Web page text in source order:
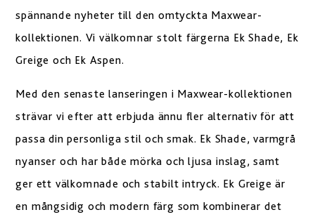
spännande nyheter till den omtyckta Maxwear-
kollektionen. Vi välkomnar stolt färgerna Ek Shade, Ek
Greige och Ek Aspen.
Med den senaste lanseringen i Maxwear-kollektionen
strävar vi efter att erbjuda ännu fler alternativ för att
passa din personliga stil och smak. Ek Shade, varmgrå
nyanser och har både mörka och ljusa inslag, samt
ger ett välkomnade och stabilt intryck. Ek Greige är
en mångsidig och modern färg som kombinerar det